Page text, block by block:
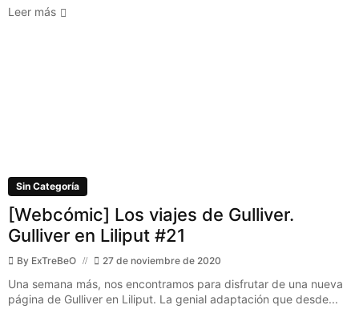
Leer más
Sin Categoría
[Webcómic] Los viajes de Gulliver.
Gulliver en Liliput #21
By ExTreBeO 27 de noviembre de 2020
Una semana más, nos encontramos para disfrutar de una nueva
página de Gulliver en Liliput. La genial adaptación que desde...